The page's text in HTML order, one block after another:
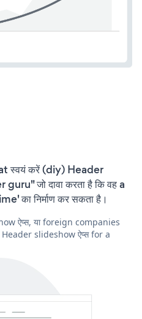
स्वयं करें (diy) Header
जो दावा करता है कि वह a
का निर्माण कर सकता है।
ऐप्स, या foreign companies
Header slideshow ऐप्स for a